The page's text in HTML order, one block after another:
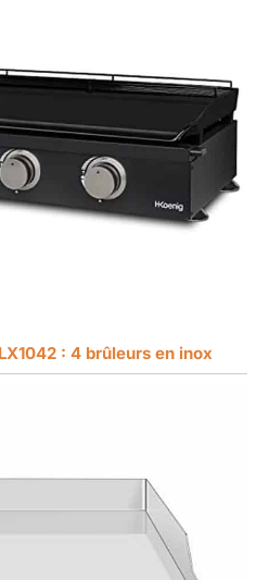
: 4 brûleurs en inox